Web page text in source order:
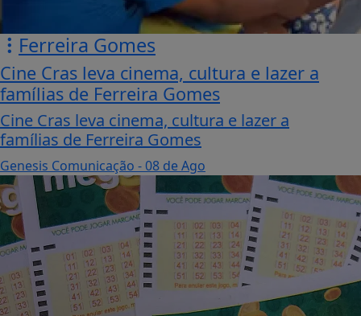
Ferreira Gomes
Cine Cras leva cinema, cultura e lazer a
famílias de Ferreira Gomes
Cine Cras leva cinema, cultura e lazer a
famílias de Ferreira Gomes
Genesis Comunicação - 08 de Ago